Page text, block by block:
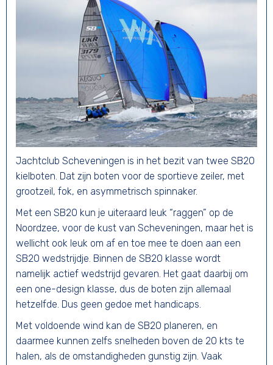
Jachtclub Scheveningen is in het bezit van twee SB20
kielboten. Dat zijn boten voor de sportieve zeiler, met
grootzeil, fok, en asymmetrisch spinnaker.
Met een SB20 kun je uiteraard leuk “raggen” op de
Noordzee, voor de kust van Scheveningen, maar het is
wellicht ook leuk om af en toe mee te doen aan een
SB20 wedstrijdje. Binnen de SB20 klasse wordt
namelijk actief wedstrijd gevaren. Het gaat daarbij om
een one-design klasse, dus de boten zijn allemaal
hetzelfde. Dus geen gedoe met handicaps.
Met voldoende wind kan de SB20 planeren, en
daarmee kunnen zelfs snelheden boven de 20 kts te
halen, als de omstandigheden gunstig zijn. Vaak